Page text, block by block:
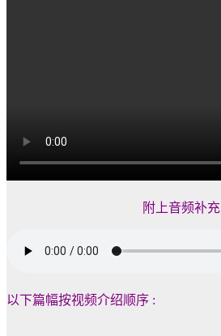
附上音频补充
以下篇幅按视频介绍顺序 :